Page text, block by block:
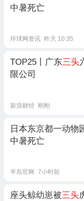
中暑死亡
环球网资讯 昨天 10:35
TOP25丨广东三头
限公司
新浪财经 刚刚
日本东京都一动物
中暑死亡
半岛官网 7小时前
座头鲸幼崽被三头